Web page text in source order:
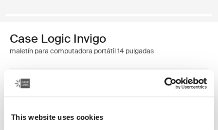
This website uses cookies
Case Logic Invigo
maletín para computadora portátil 14 pulgadas
14 pulgadas 15,6 pulgadas